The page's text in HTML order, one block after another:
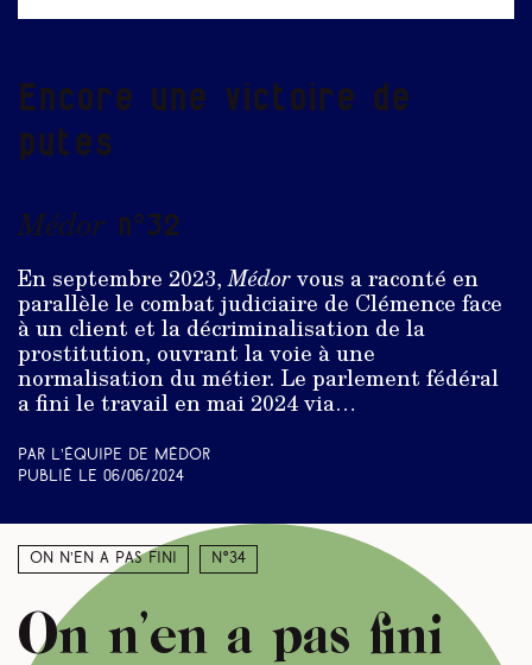
Encore une victoire de
putes
Médor n°32
En septembre 2023,Médorvous a raconté en
parallèle le combat judiciaire de Clémence face
à un client et la décriminalisation de la
prostitution, ouvrant la voie à une
normalisation du métier. Le parlement fédéral
a fini le travail en mai 2024 via…
Par L’équipe de Médor
Publié le 06/06/2024
On n’en a pas fini N°34
On n’en a pas fini